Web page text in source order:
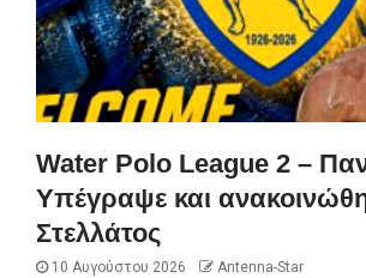
Water Polo League 2 –
Υπέγραψε και
Στελλάτος
10 Αυγούστου 2026 Antenna-Star